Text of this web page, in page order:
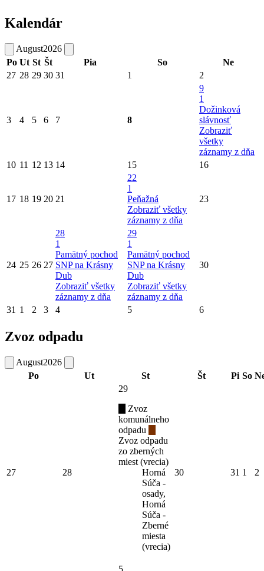
Kalendár
August2026
Po Ut St Št Pia So
Ne
27 28 29 30 31 1 2
3 4 5 6 7 8
9
1
Dožinková
slávnosť
Zobraziť
všetky
záznamy z dňa
10 11 12 13 14 15 16
17 18 19 20 21
22
1
Peňažná
Zobraziť všetky
záznamy z dňa
23
24 25 26 27
28
1
Pamätný pochod
SNP na Krásny
Dub
Zobraziť všetky
záznamy z dňa
29
1
Pamätný pochod
SNP na Krásny
Dub
Zobraziť všetky
záznamy z dňa
30
31 1 2 3 4 5 6
Zvoz odpadu
August2026
Po
Ut St Št Pi So
27 28
29
Zvoz
komunálneho
odpadu
Zvoz odpadu
zo zberných
miest (vrecia)
Horná
Súča -
osady,
Horná
Súča -
Zberné
miesta
(vrecia)
30 31 1 2
5